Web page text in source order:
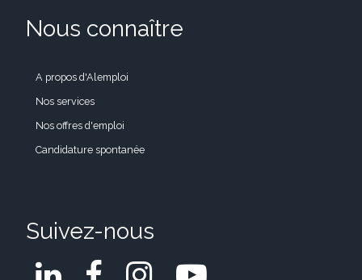
Nous connaître
A propos d'Alemploi
Nos services
Nos offres d'emploi
Candidature spontanée
Suivez-nous